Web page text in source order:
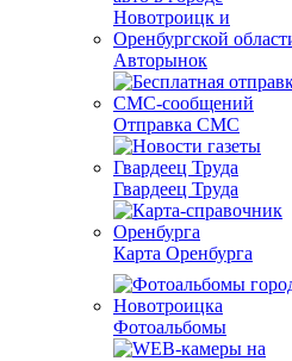
Авторынок
Отправка СМС
Гвардеец Труда
Карта Оренбурга
Фотоальбомы